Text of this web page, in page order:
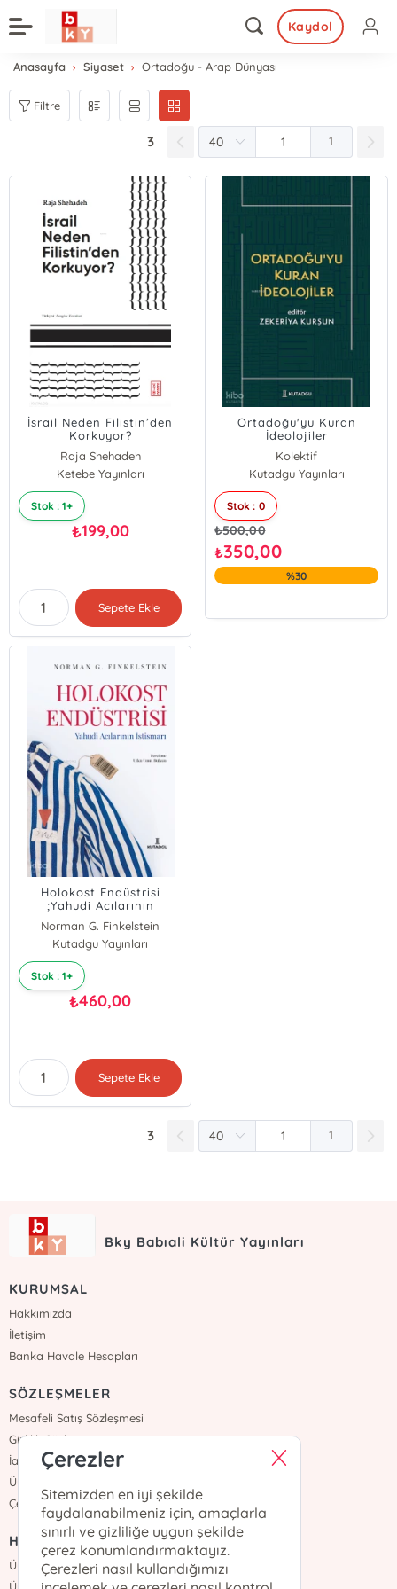
Kaydol
Anasayfa Siyaset Ortadoğu - Arap Dünyası
Filtre
3 1
İsrail Neden Filistin’den
Korkuyor?
Raja Shehadeh
Ketebe Yayınları
Stok : 1+
₺199,00
Sepete Ekle
Ortadoğu'yu Kuran
İdeolojiler
Kolektif
Kutadgu Yayınları
Stok : 0
₺500,00
₺350,00
%30
Holokost Endüstrisi
;Yahudi Acılarının
İstismarı
Norman G. Finkelstein
Kutadgu Yayınları
Stok : 1+
₺460,00
Sepete Ekle
3 1
Bky Babıali Kültür Yayınları
KURUMSAL
Hakkımızda
İletişim
Banka Havale Hesapları
SÖZLEŞMELER
Mesafeli Satış Sözleşmesi
Gizlilik Sözleşmesi
İade ve Teslimat
Üyelik Sözleşmesi
Çerez Politikası
HIZLI ERİŞİM
Üye Ol
Üye Girişi
Çerezler
Sitemizden en iyi şekilde
faydalanabilmeniz için, amaçlarla
sınırlı ve gizliliğe uygun şekilde
çerez konumlandırmaktayız.
Çerezleri nasıl kullandığımızı